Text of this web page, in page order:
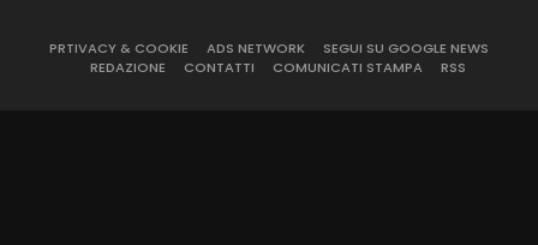
PRTIVACY & COOKIE ADS NETWORK
SEGUI SU GOOGLE NEWS
REDAZIONE
CONTATTI COMUNICATI STAMPA RSS